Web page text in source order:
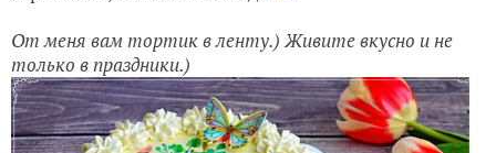
От меня вам тортик в ленту.) Живите вкусно и не
только в праздники.)